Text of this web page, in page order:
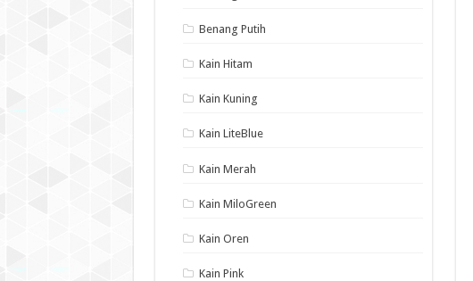
Benang Putih
Kain Hitam
Kain Kuning
Kain LiteBlue
Kain Merah
Kain MiloGreen
Kain Oren
Kain Pink